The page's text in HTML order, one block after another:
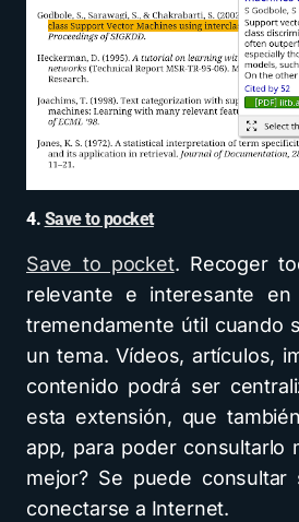
4. Save to pocket
Save to pocket. Recoger
relevante e interesante
tremendamente útil cuando
un tema. Vídeos, artículos,
contenido podrá ser
esta extensión, que
app, para poder consultarlo
mejor? Se puede consultar
conectarse a Internet.